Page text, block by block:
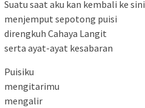
Suatu saat aku kan kembali ke sini
menjemput sepotong puisi
direngkuh Cahaya Langit
serta ayat-ayat kesabaran
Puisiku
mengitarimu
mengalir